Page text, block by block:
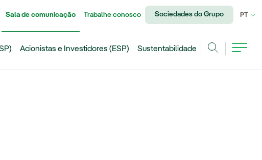
Sala de comunicação Trabalhe conosco Sociedades do Grupo PT
Acionistas e Investidores (ESP)
Sustentabilidade